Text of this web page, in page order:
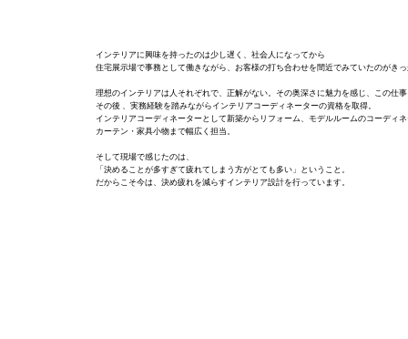
インテリアに興味を持ったのは少し遅く、社会人になってから
住宅展示場で事務として働きながら、お客様の打ち合わせを間近でみていたのがきっ
理想のインテリアは人それぞれで、正解がない。その奥深さに魅力を感じ、この仕事
その後 、実務経験を踏みながらインテリアコーディネーターの資格を取得。
インテリアコーディネーターとして新築からリフォーム、モデルルームのコーディ
カーテン・家具小物まで幅広く担当。
そして現場で感じたのは、
「決めることが多すぎて疲れてしまう方がとても多い」ということ。
だからこそ今は、決め疲れを減らすインテリア設計を行っています。